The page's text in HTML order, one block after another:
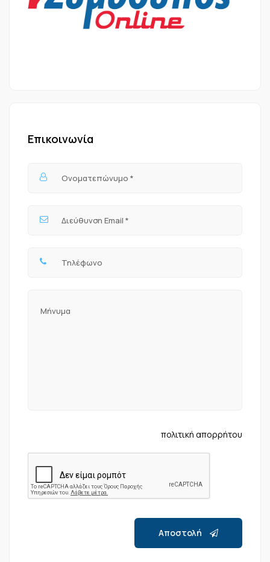
Επικοινωνία
πολιτική απορρήτου
Αποστολή